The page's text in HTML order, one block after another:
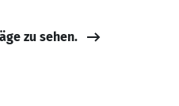
zu sehen.